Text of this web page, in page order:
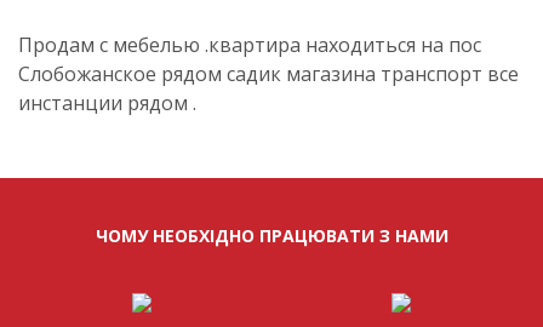
Продам с мебелью .квартира находиться на пос
Слобожанское рядом садик магазина транспорт все
инстанции рядом .
ЧОМУ НЕОБХІДНО ПРАЦЮВАТИ З НАМИ